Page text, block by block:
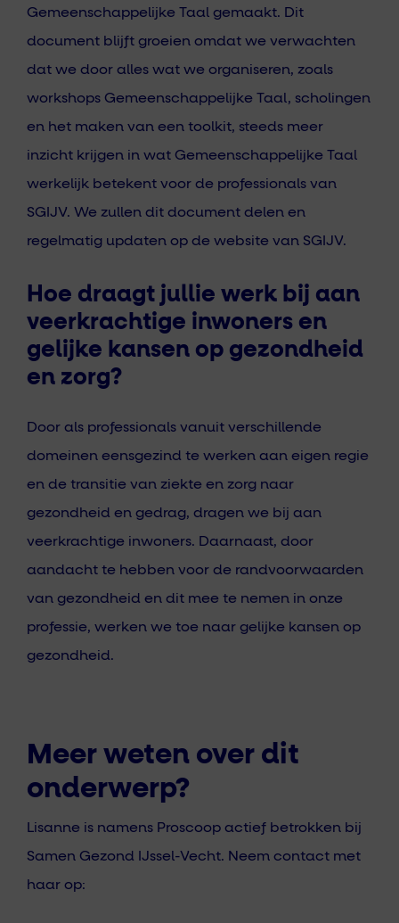
Gemeenschappelijke Taal gemaakt. Dit
document blijft groeien omdat we verwachten
dat we door alles wat we organiseren, zoals
workshops Gemeenschappelijke Taal, scholingen
en het maken van een toolkit, steeds meer
inzicht krijgen in wat Gemeenschappelijke Taal
werkelijk betekent voor de professionals van
SGIJV. We zullen dit document delen en
regelmatig updaten op de website van SGIJV.
Hoe draagt jullie werk bij aan
veerkrachtige inwoners en
gelijke kansen op gezondheid
en zorg?
Door als professionals vanuit verschillende
domeinen eensgezind te werken aan eigen regie
en de transitie van ziekte en zorg naar
gezondheid en gedrag, dragen we bij aan
veerkrachtige inwoners. Daarnaast, door
aandacht te hebben voor de randvoorwaarden
van gezondheid en dit mee te nemen in onze
professie, werken we toe naar gelijke kansen op
gezondheid.
Meer weten over dit
onderwerp?
Lisanne is namens Proscoop actief betrokken bij
Samen Gezond IJssel-Vecht. Neem contact met
haar op: